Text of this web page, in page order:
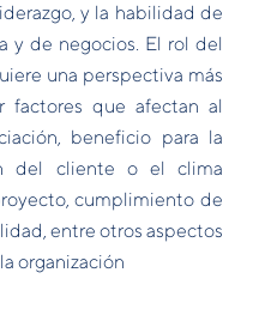
y la habilidad de
y de negocios. El rol del
una perspectiva más
factores que afectan al
beneficio para la
del cliente o el clima
cumplimiento de
entre otros aspectos
organización